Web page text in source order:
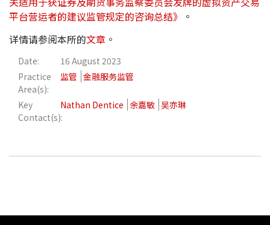
应届毕业生招聘
地点
平台营运者的建议监管规定的咨询总结》 。
详情请参阅本所的文章 。
Date:
16 August 2023
Practice
Area(s):
监管 金融服务监管
Key
Contact(s):
Nathan Dentice 余嘉敏 吴亦琳